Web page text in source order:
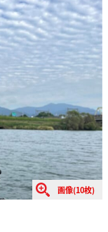
画像(10枚)